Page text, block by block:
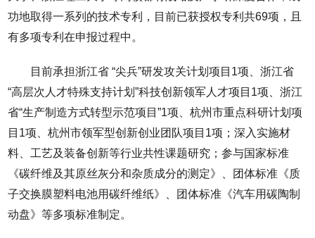
功地取得一系列的技术专利，目前已获授权专利共69项，且
有多项专利在申报过程中。
目前承担浙江省 “尖兵”研发攻关计划项目1项、浙江省
“高层次人才特殊支持计划”科技创新领军人才项目1项、浙江
省“生产制造方式转型示范项目”1项、杭州市重点科研计划项
目1项、杭州市领军型创新创业团队项目1项；深入实施材
料、工艺及装备创新等行业共性课题研究；参与国家标准
《碳纤维及其原丝灰分和杂质成分的测定》、团体标准《质
子交换膜塑料电池用碳纤维纸》、团体标准《汽车用碳陶制
动盘》等多项标准制定。